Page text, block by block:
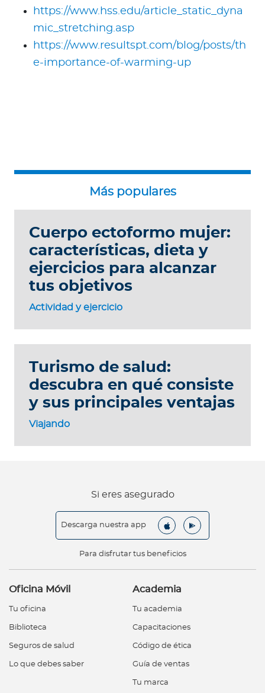
https://www.hss.edu/article_static_dyna
mic_stretching.asp
https://www.resultspt.com/blog/posts/th
e-importance-of-warming-up
Actividad y ejercicio
Cuerpo ectoformo mujer:
características, dieta y
ejercicios para alcanzar
tus objetivos
Viajando
Turismo de salud:
descubra en qué consiste
y sus principales ventajas
Si eres asegurado
Descarga nuestra app
Para disfrutar tus beneficios
Oficina Móvil
Tu oficina
Biblioteca
Seguros de salud
Lo que debes saber
Academia
Tu academia
Capacitaciones
Código de ética
Guía de ventas
Tu marca